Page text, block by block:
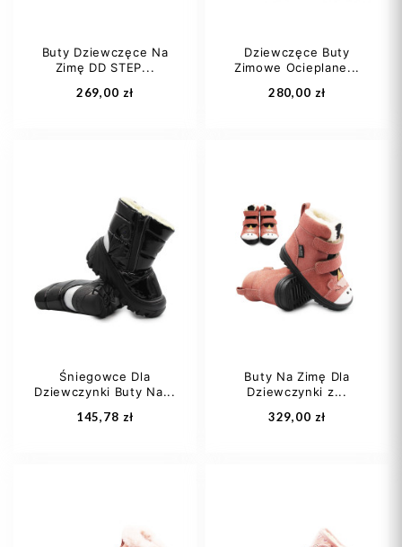
Dodaj do koszyka Dodaj do koszyka
Buty Dziewczęce Na
Zimę DD STEP...
269,00 zł
33 34
Dodaj do koszyka
Dziewczęce Buty
Zimowe Ocieplane...
280,00 zł
31
Dodaj do koszyka
Śniegowce Dla
Dziewczynki Buty Na...
145,78 zł
Buty Na Zimę Dla
Dziewczynki z...
329,00 zł